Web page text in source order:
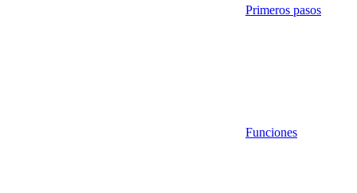
Primeros pasos
Funciones